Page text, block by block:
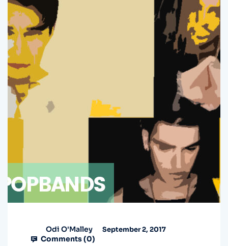
Odi O'Malley September 2, 2017
Comments (0)